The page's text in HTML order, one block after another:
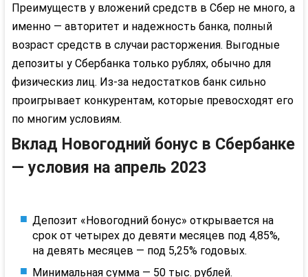
Преимуществ у вложений средств в Сбер не много, а
именно — авторитет и надежность банка, полный
возраст средств в случаи расторжения. Выгодные
депозиты у Сбербанка только рублях, обычно для
физическиз лиц. Из-за недостатков банк сильно
проигрывает конкурентам, которые превосходят его
по многим условиям.
Вклад Новогодний бонус в Сбербанке
— условия на апрель 2023
Депозит «Новогодний бонус» открывается на
срок от четырех до девяти месяцев под 4,85%,
на девять месяцев — под 5,25% годовых.
Минимальная сумма — 50 тыс. рублей.